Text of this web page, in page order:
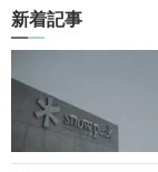
新着記事